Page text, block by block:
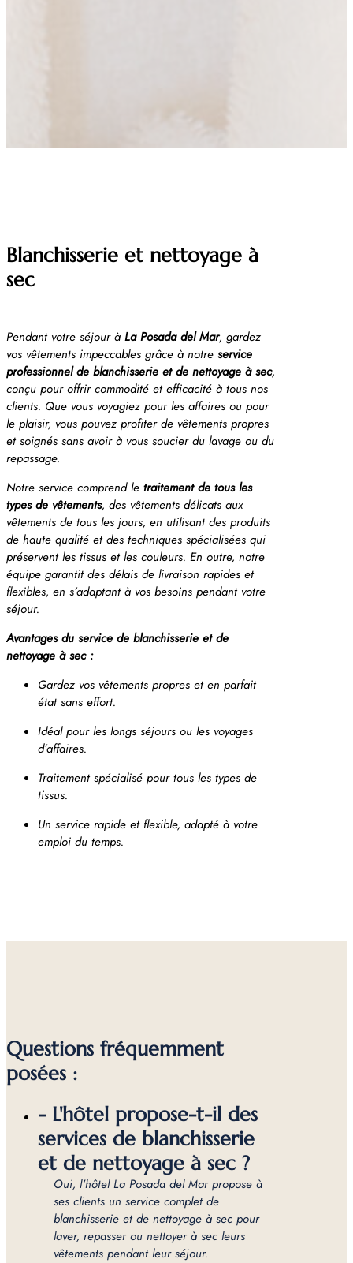
Blanchisserie et nettoyage à
sec
Pendant votre séjour à La Posada del Mar, gardez
vos vêtements impeccables grâce à notre service
professionnel de blanchisserie et de nettoyage à sec,
conçu pour offrir commodité et efficacité à tous nos
clients. Que vous voyagiez pour les affaires ou pour
le plaisir, vous pouvez profiter de vêtements propres
et soignés sans avoir à vous soucier du lavage ou du
repassage.
Notre service comprend le traitement de tous les
types de vêtements, des vêtements délicats aux
vêtements de tous les jours, en utilisant des produits
de haute qualité et des techniques spécialisées qui
préservent les tissus et les couleurs. En outre, notre
équipe garantit des délais de livraison rapides et
flexibles, en s’adaptant à vos besoins pendant votre
séjour.
Avantages du service de blanchisserie et de
nettoyage à sec :
Gardez vos vêtements propres et en parfait
état sans effort.
Idéal pour les longs séjours ou les voyages
d’affaires.
Traitement spécialisé pour tous les types de
tissus.
Un service rapide et flexible, adapté à votre
emploi du temps.
Questions fréquemment
posées :
- L'hôtel propose-t-il des
services de blanchisserie
et de nettoyage à sec ?
Oui, l'hôtel La Posada del Mar propose à
ses clients un service complet de
blanchisserie et de nettoyage à sec pour
laver, repasser ou nettoyer à sec leurs
vêtements pendant leur séjour.